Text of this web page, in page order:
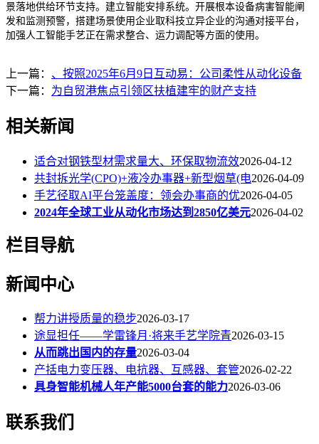
景落地供给环节支持。建立智能安排系统。开展根本设备病害智能阐
发和监测预警，搭建场景使用企业取科技立异企业的沟通对接平台，
加强人工智能手艺正在需求整合、运力调配等方面的使用。
上一篇： 、按照2025年6月9日互动易：公司柔性从动化设备
下一篇： 为自贸港焦点引领区扶植建牢的财产支持
相关新闻
适合对钢铁型材需求量大、环保取物流效2026-04-12
共封拆光学(CPO)+液冷办事器+新型烟草(电2026-04-09
手艺径取AI平台笼盖度：领会办事商的优2026-04-05
2024年全球工业从动化市场达到2850亿美元2026-04-02
栏目导航
新闻中心
帮力讲授质量的稳步2026-03-17
途显担任——学雷锋月·将来手艺学院青2026-03-15
从而跳出国内的存量2026-03-04
产括电力变压器、电抗器、互感器、套管2026-02-22
具身智能机械人年产能5000台套的能力2026-03-06
联系我们